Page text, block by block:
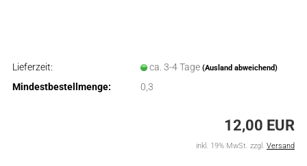
Lieferzeit: ca. 3-4 Tage (Ausland abweichend)
Mindestbestellmenge: 0,3
12,00 EUR
inkl. 19% MwSt. zzgl. Versand